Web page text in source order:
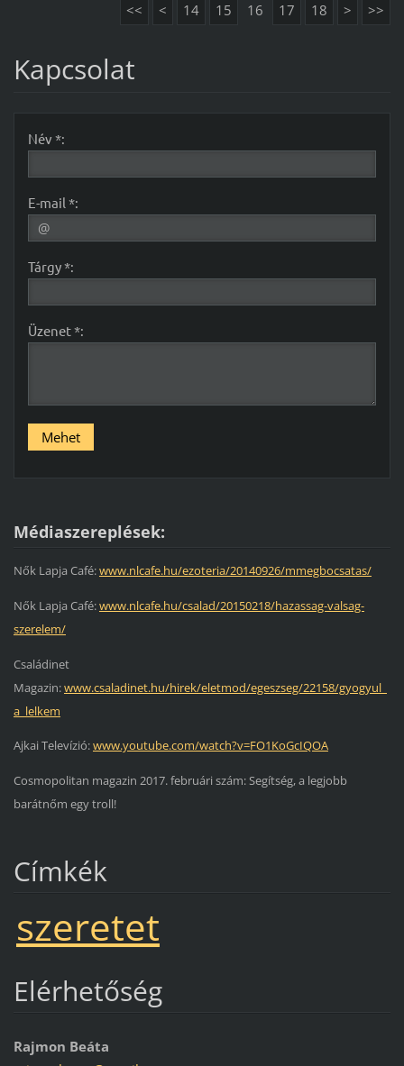
<< < 14 15 16 17 18 > >>
Kapcsolat
Név *:
E-mail *:
Tárgy *:
Üzenet *:
Médiaszereplések:
Nők Lapja Café:www.nlcafe.hu/ezoteria/20140926/mmegbocsatas/
Nők Lapja Café:www.nlcafe.hu/csalad/20150218/hazassag-valsag-
szerelem/
Családinet
Magazin:www.csaladinet.hu/hirek/eletmod/egeszseg/22158/gyogyul_
a_lelkem
Ajkai Televízió:www.youtube.com/watch?v=FO1KoGcIQOA
Cosmopolitan magazin 2017. februári szám: Segítség, a legjobb
barátnőm egy troll!
Címkék
szeretet
Elérhetőség
Rajmon Beáta